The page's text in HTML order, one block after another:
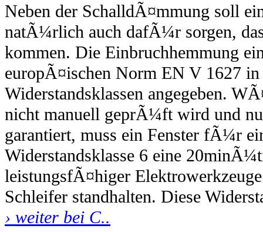
Neben der SchalldÃ¤mmung soll
natÃ¼rlich auch dafÃ¼r sorgen,
kommen. Die Einbruchhemmung
europÃ¤ischen Norm EN V 1627 in
Widerstandsklassen angegeben.
nicht manuell geprÃ¼ft wird und
garantiert, muss ein Fenster fÃ¼r
Widerstandsklasse 6 eine
leistungsfÃ¤higer
Schleifer standhalten. Diese
› weiter bei C..